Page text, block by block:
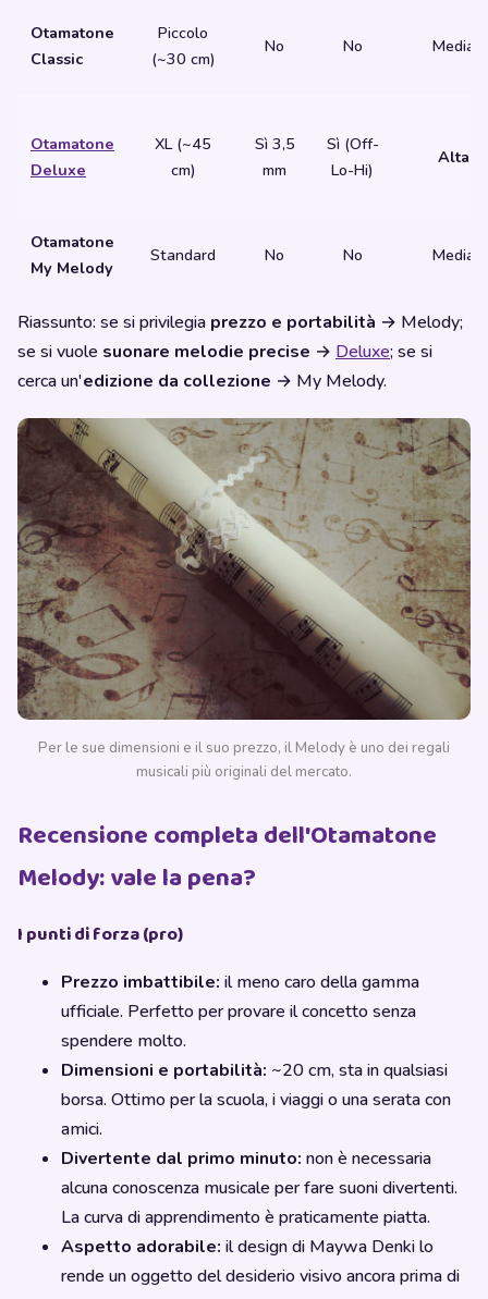
Otamatone
Classic
Piccolo
(~30 cm)
No No Media
Otamatone
Deluxe
XL (~45
cm)
Sì 3,5
mm
Sì (Off-
Lo-Hi)
Alta
Otamatone
My Melody
Standard No No Media
Riassunto: se si privilegia prezzo e portabilità → Melody;
se si vuole suonare melodie precise → Deluxe; se si
cerca un'edizione da collezione → My Melody.
Per le sue dimensioni e il suo prezzo, il Melody è uno dei regali
musicali più originali del mercato.
Recensione completa dell'Otamatone
Melody: vale la pena?
I punti di forza (pro)
Prezzo imbattibile: il meno caro della gamma
ufficiale. Perfetto per provare il concetto senza
spendere molto.
Dimensioni e portabilità: ~20 cm, sta in qualsiasi
borsa. Ottimo per la scuola, i viaggi o una serata con
amici.
Divertente dal primo minuto: non è necessaria
alcuna conoscenza musicale per fare suoni divertenti.
La curva di apprendimento è praticamente piatta.
Aspetto adorabile: il design di Maywa Denki lo
rende un oggetto del desiderio visivo ancora prima di